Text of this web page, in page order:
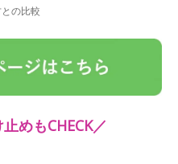
の比較
めもCHECK／